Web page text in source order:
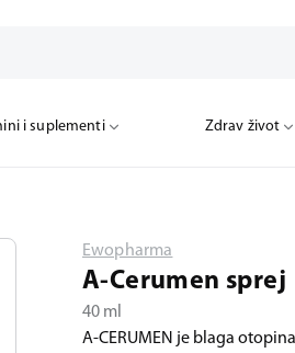
i suplementi Zdrav život
Ewopharma
A-Cerumen sprej
40 ml
A-CERUMEN je blaga